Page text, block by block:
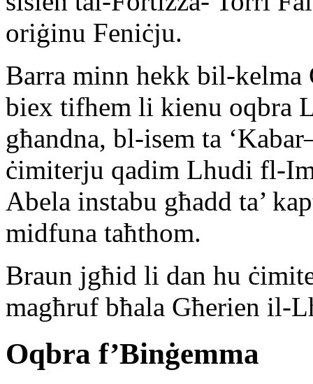
oriġinu Feniċju.
Barra minn hekk bil-
biex tifhem li kienu oqbra
għandna, bl-isem ta
ċimiterju qadim Lhudi fl-
Abela instabu għadd ta’
midfuna taħthom.
Braun jgħid li dan hu
magħruf bħala Għerien il-
Oqbra f’Binġemma